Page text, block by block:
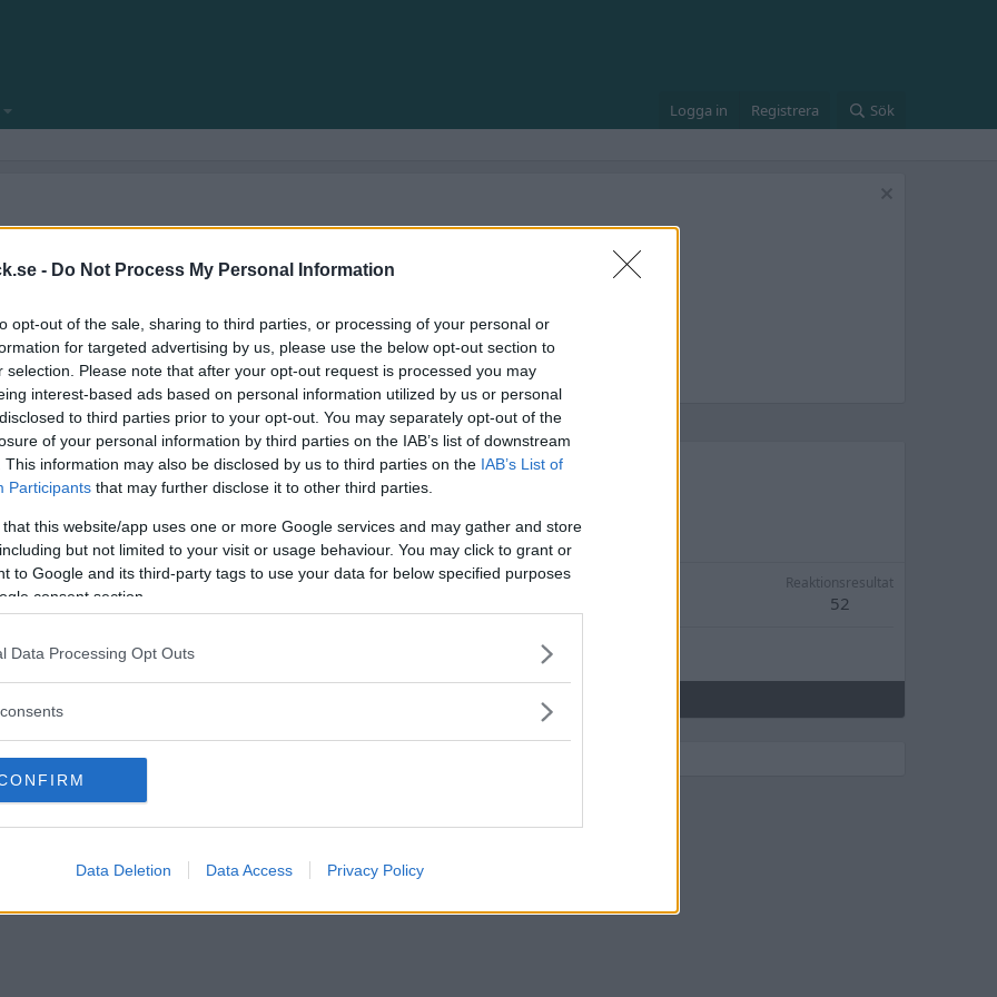
- Do Not Process My Personal Information
opt-out of the sale, sharing to third parties, or processing of your personal or
for targeted advertising by us, please use the below opt-out section to
selection. Please note that after your opt-out request is processed you may
interest-based ads based on personal information utilized by us or personal
to third parties prior to your opt-out. You may separately opt-out of the
of your personal information by third parties on the IAB’s list of downstream
This information may also be disclosed by us to third parties on the IAB’s List of
Participants that may further disclose it to other third parties.
that this website/app uses one or more Google services and may gather and store
but not limited to your visit or usage behaviour. You may click to grant or
to Google and its third-party tags to use your data for below specified purposes
consent section.
Data Processing Opt Outs
Data Deletion Data Access Privacy Policy
Logga in Registrera Sök
någonsin klar att se dagens ljus.
allt fyllt med nya funktioner.
frågeställningar.
2023
Reaktionsresultat
52